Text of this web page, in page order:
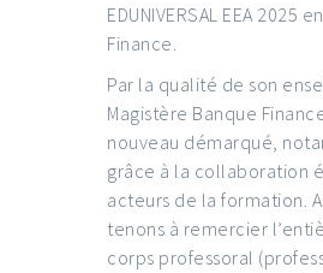
EDUNIVERSAL EEA 2025
Finance.
Par la qualité de son
Magistère Banque
nouveau démarqué,
grâce à la collaboration
acteurs de la formation.
tenons à remercier
corps professoral